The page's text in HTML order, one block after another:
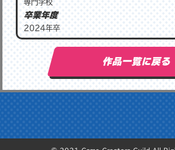
専門学校
卒業年度
2024年卒
作品一覧に戻る